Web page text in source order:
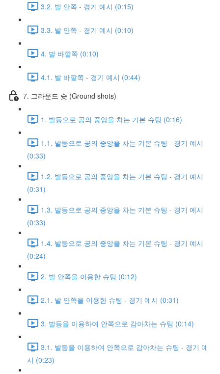
3.2. 발 안쪽 - 경기 예시 (0:15)
3.3. 발 안쪽 - 경기 예시 (0:10)
4. 발 바깥쪽 (0:10)
4.1. 발 바깥쪽 - 경기 예시 (0:44)
7. 그라운드 슛 (Ground shots)
1. 발등으로 공의 중앙을 차는 기본 슈팅 (0:16)
1.1. 발등으로 공의 중앙을 차는 기본 슈팅 - 경기 예시
(0:33)
1.2. 발등으로 공의 중앙을 차는 기본 슈팅 - 경기 예시
(0:31)
1.3. 발등으로 공의 중앙을 차는 기본 슈팅 - 경기 예시
(0:33)
1.4. 발등으로 공의 중앙을 차는 기본 슈팅 - 경기 예시
(0:24)
2. 발 안쪽을 이용한 슈팅 (0:12)
2.1. 발 안쪽을 이용한 슈팅 - 경기 예시 (0:31)
3. 발등을 이용하여 안쪽으로 감아차는 슈팅 (0:14)
3.1. 발등을 이용하여 안쪽으로 감아차는 슈팅 - 경기 예
시 (0:23)